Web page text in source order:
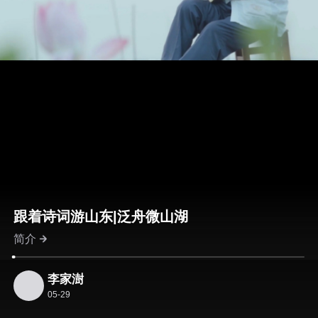
跟着诗词游山东|泛舟微山湖
简介
李家澍
05-29